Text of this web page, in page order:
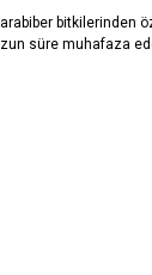
bitkilerinden
süre muhafaza